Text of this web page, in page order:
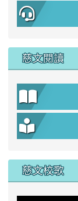
慈文閱讀
慈文校歌